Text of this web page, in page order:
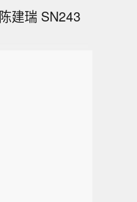
建瑞 SN243